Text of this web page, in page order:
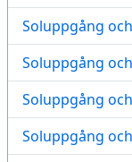
Soluppgång
Soluppgång
Soluppgång
Soluppgång